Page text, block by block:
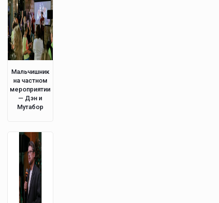
Мальчишник
на частном
мероприятии
— Дэн и
Мутабор